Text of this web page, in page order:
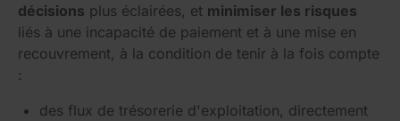
décisions plus éclairées, et minimiser les risques
liés à une incapacité de paiement et à une mise en
recouvrement, à la condition de tenir à la fois compte
:
des flux de trésorerie d'exploitation, directement